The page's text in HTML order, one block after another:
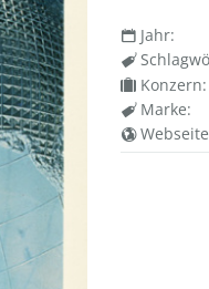
Jahr:
Konzern:
Marke: